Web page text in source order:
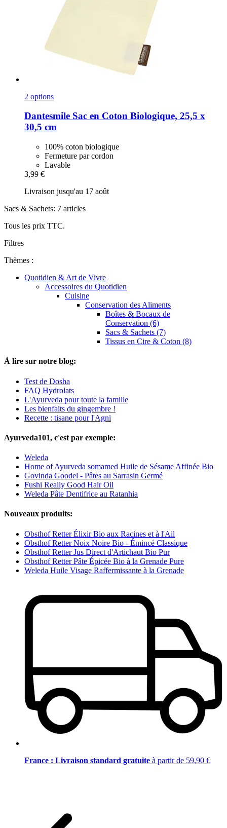
2 options
Dantesmile Sac en Coton Biologique, 25,5 x
30,5 cm
100% coton biologique
Fermeture par cordon
Lavable
3,99 €
Livraison jusqu'au 17 août
Sacs & Sachets: 7 articles
Tous les prix TTC.
Filtres
Thèmes :
Quotidien & Art de Vivre
Accessoires du Quotidien
Cuisine
Conservation des Aliments
Boîtes & Bocaux de
Conservation (6)
Sacs & Sachets (7)
Tissus en Cire & Coton (8)
À lire sur notre blog:
Test de Dosha
FAQ Hydrolats
L'Ayurveda pour toute la famille
Les bienfaits du gingembre !
Recette : tisane pour l'Agni
Ayurveda101, c'est par exemple:
Weleda
Home of Ayurveda somamed Huile de Sésame Affinée Bio
Govinda Goodel - Pâtes au Sarrasin Germé
Fushi Really Good Hair Oil
Weleda Pâte Dentifrice au Ratanhia
Nouveaux produits:
Obsthof Retter Élixir Bio aux Racines et à l'Ail
Obsthof Retter Noix Noire Bio - Émincé Classique
Obsthof Retter Jus Direct d'Artichaut Bio Pur
Obsthof Retter Pâte Épicée Bio à la Grenade Pure
Weleda Huile Visage Raffermissante à la Grenade
France : Livraison standard gratuite à partir de 59,90 €